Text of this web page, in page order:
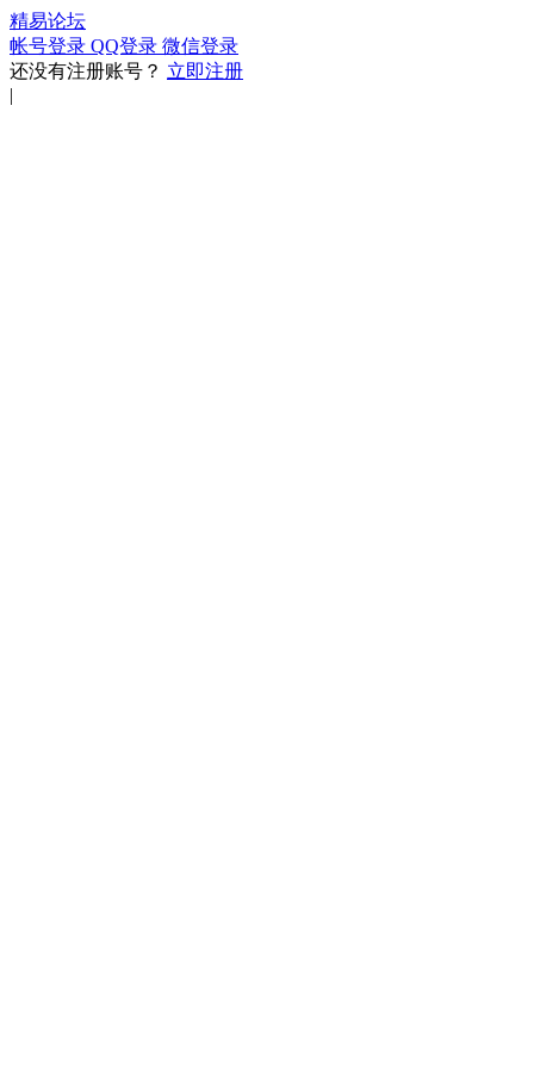
精易论坛
帐号登录 QQ登录 微信登录
还没有注册账号？ 立即注册
|